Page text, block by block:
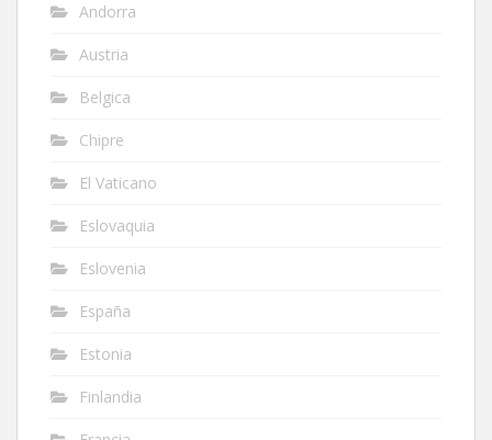
Andorra
Austria
Belgica
Chipre
El Vaticano
Eslovaquia
Eslovenia
España
Estonia
Finlandia